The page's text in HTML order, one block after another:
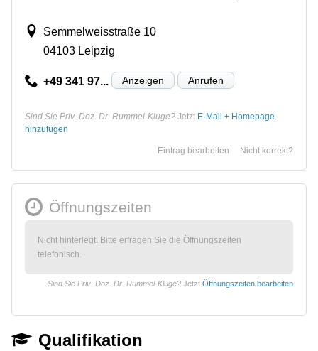
Semmelweisstraße 10
04103 Leipzig
+49 341 97... Anzeigen Anrufen
Sind Sie Priv.-Doz. Dr. Rummel-Kluge? Jetzt E-Mail + Homepage
hinzufügen
Nicht korrekt?
Eintrag bearbeiten
Öffnungszeiten
Nicht hinterlegt. Bitte erfragen Sie die Öffnungszeiten
telefonisch.
Sind Sie Priv.-Doz. Dr. Rummel-Kluge? Jetzt Öffnungszeiten bearbeiten
Qualifikation